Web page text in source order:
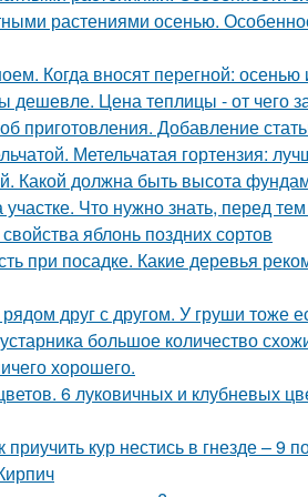
растениями осенью.
Когда вносят перегной:
дешевле. Цена теплицы - от чего
приготовления. Добавление
Метельчатая гортензия:
Какой должна быть высота
Что нужно знать, перед
яблонь поздних сортов
при посадке. Какие деревья
друг с другом. У груши тоже
большое количество
хорошего.
6 луковичных и клубневых
приучить кур нестись в гнезде – 9